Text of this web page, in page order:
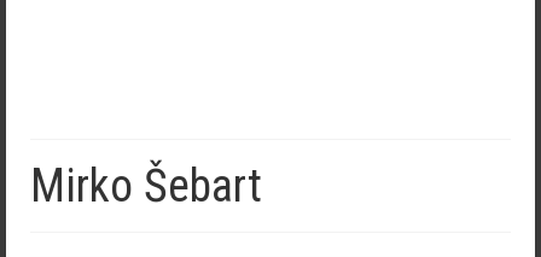
Mirko Šebart